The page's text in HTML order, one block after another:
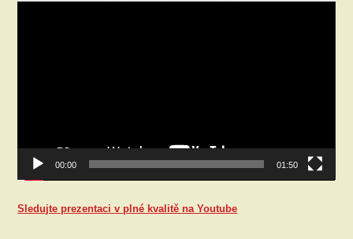
00:00 01:50
Sledujte prezentaci v plné kvalitě na Youtube